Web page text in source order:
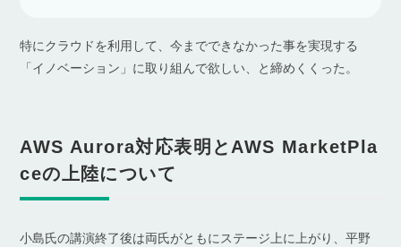
特にクラウドを利用して、今までできなかった事を実現する
「イノベーション」に取り組んで欲しい、と締めくくった。
AWS Aurora対応表明とAWS MarketPla
ceの上陸について
小島氏の講演終了後は両氏がともにステージ上に上がり、平野